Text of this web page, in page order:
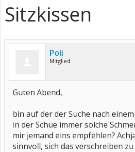
Sitzkissen
Poli
Mitglied
Guten Abend,
bin auf der der Suche nach
in der Schue immer solche
mir jemand eins empfehlen?
sinnvoll, sich das verschreiben zu